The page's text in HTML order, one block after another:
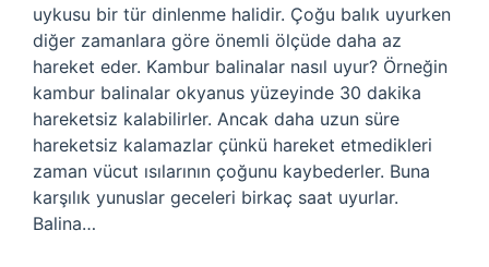
uykusu bir tür dinlenme halidir. Çoğu balık uyurken
diğer zamanlara göre önemli ölçüde daha az
hareket eder. Kambur balinalar nasıl uyur? Örneğin
kambur balinalar okyanus yüzeyinde 30 dakika
hareketsiz kalabilirler. Ancak daha uzun süre
hareketsiz kalamazlar çünkü hareket etmedikleri
zaman vücut ısılarının çoğunu kaybederler. Buna
karşılık yunuslar geceleri birkaç saat uyurlar.
Balina…